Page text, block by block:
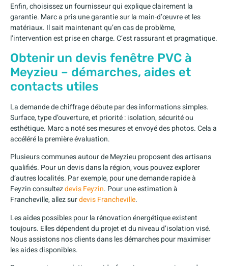
Enfin, choisissez un fournisseur qui explique clairement la
garantie. Marc a pris une garantie sur la main-d’œuvre et les
matériaux. Il sait maintenant qu’en cas de problème,
l’intervention est prise en charge. C’est rassurant et pragmatique.
Obtenir un devis fenêtre PVC à
Meyzieu – démarches, aides et
contacts utiles
La demande de chiffrage débute par des informations simples.
Surface, type d’ouverture, et priorité : isolation, sécurité ou
esthétique. Marc a noté ses mesures et envoyé des photos. Cela a
accéléré la première évaluation.
Plusieurs communes autour de Meyzieu proposent des artisans
qualifiés. Pour un devis dans la région, vous pouvez explorer
d’autres localités. Par exemple, pour une demande rapide à
Feyzin consultezdevis Feyzin. Pour une estimation à
Francheville, allez surdevis Francheville.
Les aides possibles pour la rénovation énergétique existent
toujours. Elles dépendent du projet et du niveau d’isolation visé.
Nous assistons nos clients dans les démarches pour maximiser
les aides disponibles.